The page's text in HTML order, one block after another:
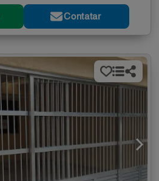
Contatar